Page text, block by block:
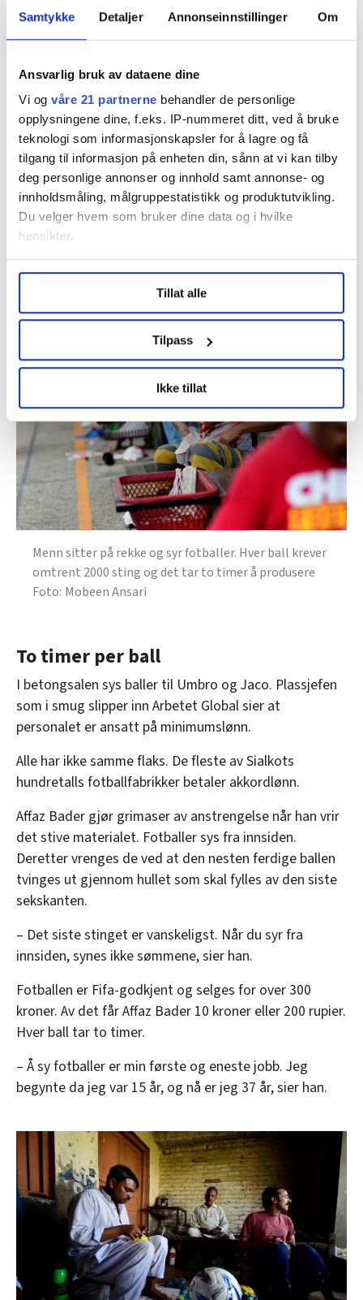
Samtykke Detaljer Annonseinnstillinger Om
Ansvarlig bruk av dataene dine
Vi og våre 21 partnerne behandler de personlige
opplysningene dine, f.eks. IP-nummeret ditt, ved å bruke
teknologi som informasjonskapsler for å lagre og få
tilgang til informasjon på enheten din, sånn at vi kan tilby
deg personlige annonser og innhold samt annonse- og
innholdsmåling, målgruppestatistikk og produktutvikling.
Du velger hvem som bruker dine data og i hvilke
hensikter.
Undermer infokan du lese om hvordan dine personlige
data behandles og hvordan du kan velge hvordan de skal
brukes. Du kan hele tiden endre eller trekke tilbake ditt
samtykke fra erklæringen om informasjonskapsler.
LO Medias publikasjoner frifagbevegelse.no, hk-nytt.no
og fontene.no bruker informasjonskapsler (cookies) for å
lære hvordan våre nettsider blir brukt slik at vi tilby
relevant innhold, tilpassede annonser og utarbeide
statistikk.
Vi deler bare informasjon om hvordan du bruker
nettstedet med LO Medias egne samarbeidspartnere
innenfor analyse og annonsering. Disse er angitt i
oversikten lengre ned på denne siden.
Tillat alle
Tilpass
Ikke tillat
fabrikken er en kald betongsal.
nålene gjennom fem og sekskanta lappene av
polyuretan. Drar i polyestertråden med store
armbevegelser. Trer nålene. Strammer.
Omtrent 2000 sting trengs. De som har vært lenge i
yrket kan fortelle om verkende hender og knær.
Bedriften som eier fabrikken, er en av byens største og
produserer alle typer fotballer. Å lime ballene med
varme krever investeringer i teknikk og er dyrest. I
Sialkot er menneskene billigere enn maskinene.
Menn sitter på rekke og syr fotballer. Hver ball krever
omtrent 2000 sting og det tar to timer å produsere
Mobeen Ansari
To timer per ball
I betongsalen sys baller til Umbro og Jaco. Plassjefen
som i smug slipper inn Arbetet Global sier at
personalet er ansatt på minimumslønn.
Alle har ikke samme flaks. De fleste av Sialkots
hundretalls fotballfabrikker betaler akkordlønn.
Affaz Bader gjør grimaser av anstrengelse når han vrir
det stive materialet. Fotballer sys fra innsiden.
Deretter vrenges de ved at den nesten ferdige ballen
tvinges ut gjennom hullet som skal fylles av den siste
sekskanten.
– Det siste stinget er vanskeligst. Når du syr fra
innsiden, synes ikke sømmene, sier han.
Fotballen er Fifa-godkjent og selges for over 300
kroner. Av det får Affaz Bader 10 kroner eller 200 rupier.
Hver ball tar to timer.
– Å sy fotballer er min første og eneste jobb. Jeg
begynte da jeg var 15 år, og nå er jeg 37 år, sier han.